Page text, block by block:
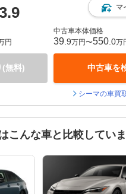
マ
円
(無料)
中古車本体価格
39 .9万円〜550 .0万
中古車を
シーマの車買
こんな車と比較してい